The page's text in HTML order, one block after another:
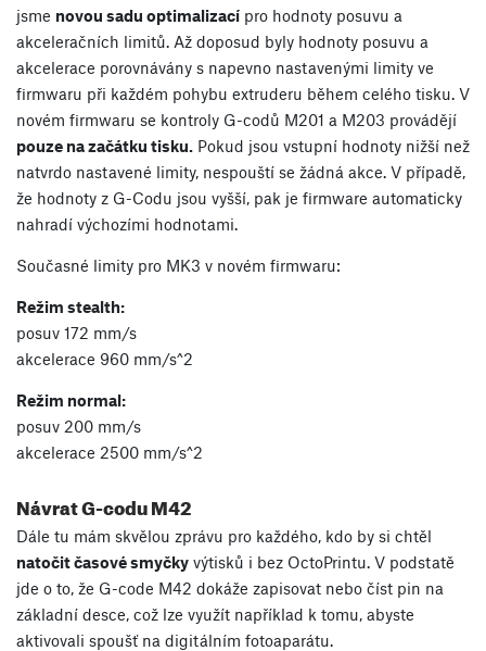
jsme novou sadu optimalizací pro hodnoty posuvu a
akceleračních limitů. Až doposud byly hodnoty posuvu a
akcelerace porovnávány s napevno nastavenými limity ve
firmwaru při každém pohybu extruderu během celého tisku. V
novém firmwaru se kontroly G-codů M201 a M203 provádějí
pouze na začátku tisku. Pokud jsou vstupní hodnoty nižší než
natvrdo nastavené limity, nespouští se žádná akce. V případě,
že hodnoty z G-Codu jsou vyšší, pak je firmware automaticky
nahradí výchozími hodnotami.
Současné limity pro MK3 v novém firmwaru:
Režim stealth:
posuv 172 mm/s
akcelerace 960 mm/s^2
Režim normal:
posuv 200 mm/s
akcelerace 2500 mm/s^2
Návrat G-codu M42
Dále tu mám skvělou zprávu pro každého, kdo by si chtěl
natočit časové smyčky výtisků i bez OctoPrintu. V podstatě
jde o to, že G-code M42 dokáže zapisovat nebo číst pin na
základní desce, což lze využít například k tomu, abyste
aktivovali spoušť na digitálním fotoaparátu.